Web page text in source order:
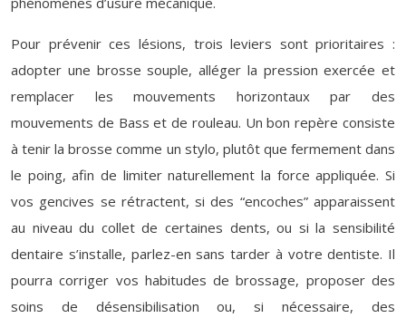
Pour prévenir ces lésions, trois leviers sont prioritaires :
adopter une brosse souple, alléger la pression exercée et
remplacer les mouvements horizontaux par des
mouvements de Bass et de rouleau. Un bon repère consiste
à tenir la brosse comme un stylo, plutôt que fermement dans
le poing, afin de limiter naturellement la force appliquée. Si
vos gencives se rétractent, si des “encoches” apparaissent
au niveau du collet de certaines dents, ou si la sensibilité
dentaire s’installe, parlez-en sans tarder à votre dentiste. Il
pourra corriger vos habitudes de brossage, proposer des
soins de désensibilisation ou, si nécessaire, des